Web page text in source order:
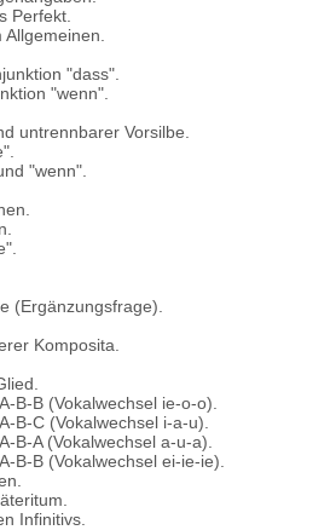
Perfekt.
"dass".
"wenn".
untrennbarer Vorsilbe.
"wenn".
(Ergänzungsfrage).
Komposita.
B-B (Vokalwechsel ie-o-o).
B-C (Vokalwechsel i-a-u).
B-A (Vokalwechsel a-u-a).
B-B (Vokalwechsel ei-ie-ie).
Infinitivs.